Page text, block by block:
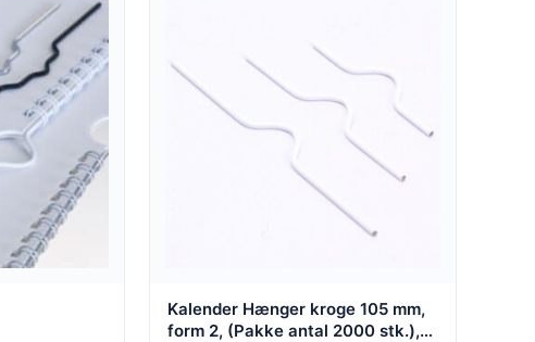
Kalender Hænger kroge 105 mm,
form 2, (Pakke antal 2000 stk.),